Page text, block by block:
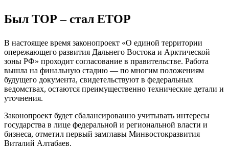
Был ТОР – стал ЕТОР
В настоящее время законопроект «О единой территории
опережающего развития Дальнего Востока и Арктической
зоны РФ» проходит согласование в правительстве. Работа
вышла на финальную стадию — по многим положениям
будущего документа, свидетельствуют в федеральных
ведомствах, остаются преимущественно технические детали и
уточнения.
Законопроект будет сбалансированно учитывать интересы
государства в лице федеральной и региональной власти и
бизнеса, отметил первый замглавы Минвостокразвития
Виталий Алтабаев.